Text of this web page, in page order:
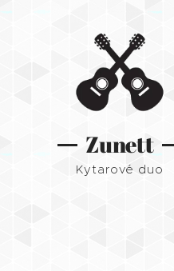
Zunett
Kytarové duo